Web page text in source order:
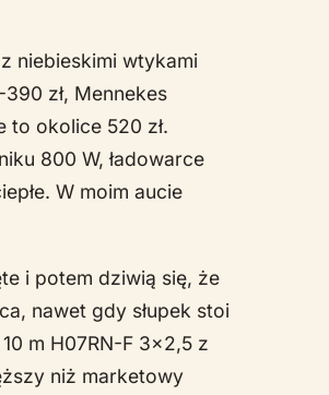
niebieskimi wtykami
zł, Mennekes
to okolice 520 zł.
800 W, ładowarce
W moim aucie
i potem dziwią się, że
nawet gdy słupek stoi
m H07RN-F 3x2,5 z
niż marketowy